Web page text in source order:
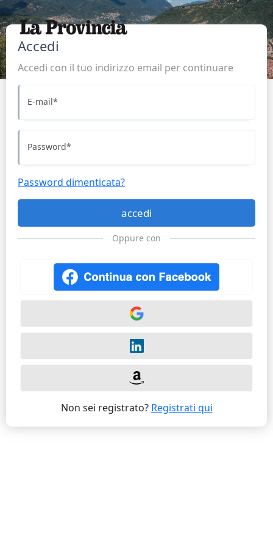
Accedi
Accedi con il tuo indirizzo email per continuare
E-mail*
Password*
Password dimenticata?
accedi
Oppure con
Non sei registrato? Registrati qui